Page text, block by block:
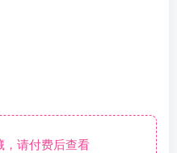
请付费后查看